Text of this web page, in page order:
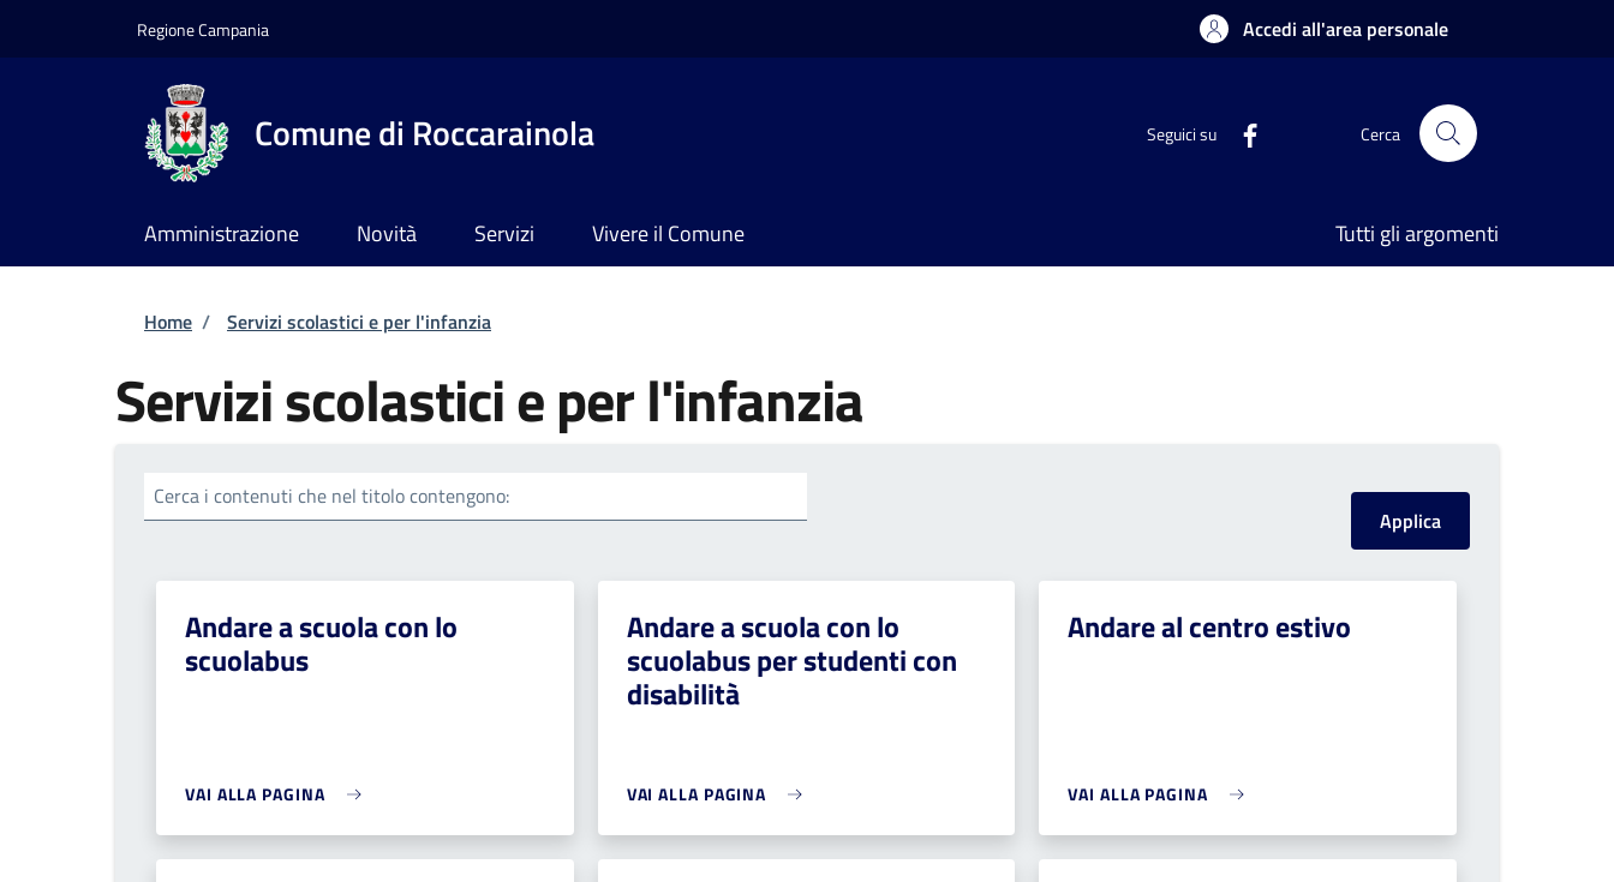
Regione Campania Accedi all'area personale
Comune di Roccarainola Seguici su Cerca
Amministrazione Novità Servizi Vivere il Comune Tutti gli argomenti
Briciole di pane
Home / Servizi scolastici e per l'infanzia
Servizi scolastici e per l'infanzia
Cerca i contenuti che nel titolo contengono:
Andare a scuola con lo
scuolabus
VAI ALLA PAGINA
Andare a scuola con lo
scuolabus per studenti con
disabilità
VAI ALLA PAGINA
Andare al centro estivo
VAI ALLA PAGINA